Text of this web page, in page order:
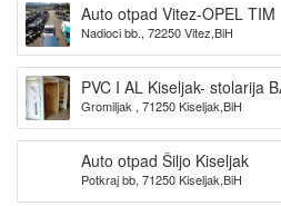
Auto otpad Vitez-OPEL TIM
Nadioci bb., 72250 Vitez,BiH
PVC I AL Kiseljak- stolarija
Gromiljak , 71250 Kiseljak,BiH
Auto otpad Šiljo Kiseljak
Potkraj bb, 71250 Kiseljak,BiH